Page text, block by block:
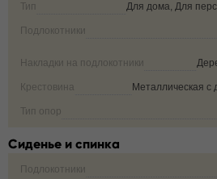
Тип Для дома, Для
Подлокотники
Накладки на подлокотники
Крестовина Металлическая с
Тип опор
Сиденье и спинка
Подлокотники